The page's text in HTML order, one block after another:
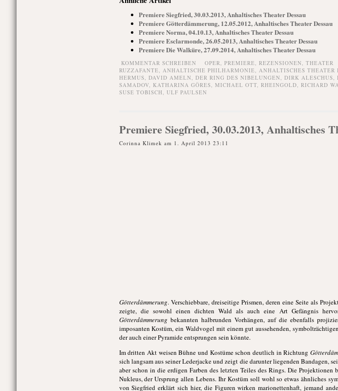
Premiere Siegfried, 30.03.2013, Anhaltisches Theater Dessau
Premiere Götterdämmerung, 12.05.2012, Anhaltisches Theater Dessau
Premiere Norma, 04.10.13, Anhaltisches Theater Dessau
Premiere Esclarmonde, 26.05.2013, Anhaltisches Theater Dessau
Premiere Die Walküre, 27.09.2014, Anhaltisches Theater Dessau
KOMMENTAR SCHREIBEN OPER, PREMIERE, REZENSIONEN, THEATER
RUZZAFANTE, ANHALTISCHE PHILHARMONIE, ANHALTISCHES THEATER
HERMUS, DAVID AMELN, DER RING DES NIBELUNGEN, DIRK ALESCHUS,
SAMADOV, KATHARINA GÖRES, MICHAEL OTT, RHEINGOLD, RICHARD
SUSE TOBISCH, ULF PAULSEN
Premiere Siegfried, 30.03.2013, Anhaltisches
Corinna Klimek am 1. April 2013 23:11
Götterdämmerung. Verschiebbare, dreiseitige Prismen, deren eine Seite als
zeigte, die sowohl einen dichten Wald als auch eine Art Gefängnis
Götterdämmerung bekannten halbrunden Vorhängen, auf die ebenfalls
imposanten Kostüm, ein Waldvogel mit einem gut aussehenden,
der auch einer Pyramide entsprungen sein könnte.
Im dritten Akt weisen Bühne und Kostüme schon deutlich in Richtung
sich langsam aus seiner Lederjacke und zeigt die darunter liegenden Bandagen,
aber schon in die erdigen Farben des letzten Teiles des Rings. Die
Nukleus, der Ursprung allen Lebens. Ihr Kostüm soll wohl so etwas ähnliches
von Siegfried erklärt sich hier, die Figuren wirken marionettenhaft, jemand